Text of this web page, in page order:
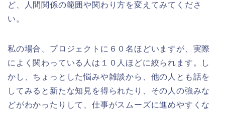
ど、人間関係の範囲や関わり方を変えてみてくださ
い。
私の場合、プロジェクトに６０名ほどいますが、実際
によく関わっている人は１０人ほどに絞られます。し
かし、ちょっとした悩みや雑談から、他の人とも話を
してみると新たな知見を得られたり、その人の強みな
どがわかったりして、仕事がスムーズに進めやすくな